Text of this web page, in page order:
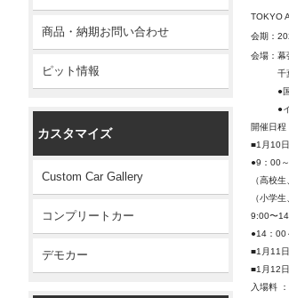
商品・納期お問い合わせ
ピット情報
カスタマイズ
Custom Car Gallery
コンプリートカー
デモカー
TOKYO
会期：
会場：幕
千葉
●国際
●イベ
開催日程
■1月10
●9：00
（高校
（小学
9:00〜
●14：00
■1月11
■1月12
入場料